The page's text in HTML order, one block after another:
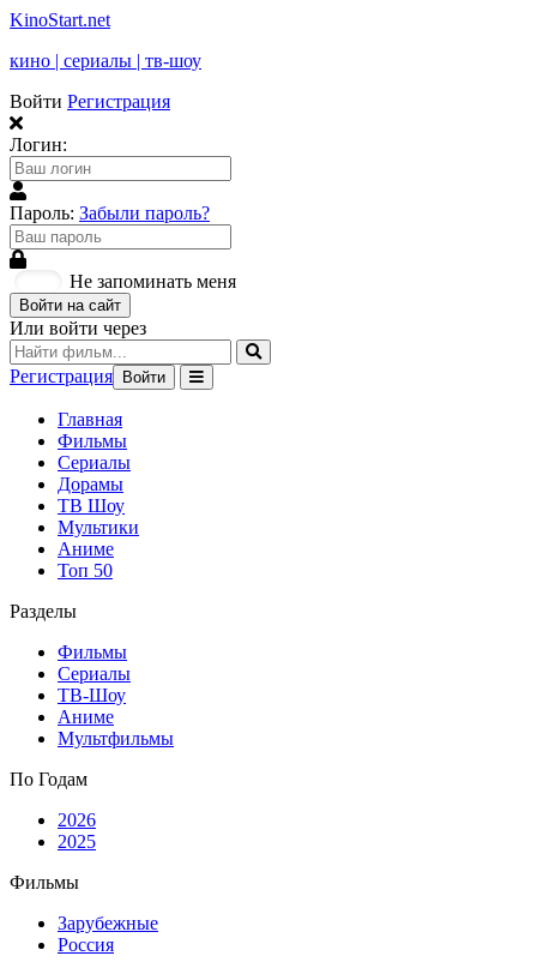
KinoStart.net
кино | сериалы | тв-шоу
Войти Регистрация
Логин:
Пароль: Забыли пароль?
Не запоминать меня
Войти на сайт
Или войти через
Регистрация Войти
Главная
Фильмы
Сериалы
Дорамы
ТВ Шоу
Мультики
Аниме
Топ 50
Разделы
Фильмы
Сериалы
ТВ-Шоу
Аниме
Мультфильмы
По Годам
2026
2025
Фильмы
Зарубежные
Россия